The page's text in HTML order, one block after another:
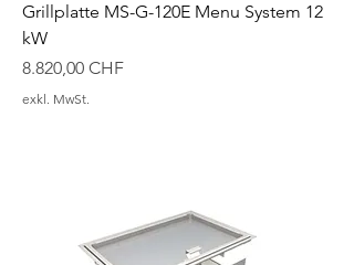
Grillplatte MS-G-120E Menu System 12
kW
Preis
8.820,00 CHF
exkl. MwSt.